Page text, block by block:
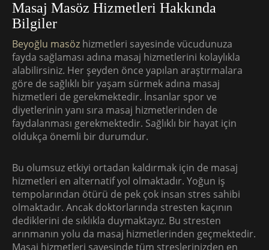
Masaj Masöz Hizmetleri Hakkında
Bilgiler
Beyoğlu masöz hizmetleri sayesinde vücudunuza
fayda sağlaması adına masaj hizmetlerini kolaylıkla
alabilirsiniz. Her şeyden önce yapılan araştırmalara
göre de sağlıklı bir yaşam sürmek adına masaj
hizmetleri de gerekmektedir. İnsanlar spor ve
diyetlerinin yanı sıra masaj hizmetlerinden de
faydalanması gerekmektedir. Sağlıklı bir hayat için
oldukça önemli bir durumdur.
Bu olumsuz etkiyi ortadan kaldırmak için de masaj
hizmetleri en alternatif yol olmaktadır. Yoğun iş
tempolarından ötürü de pek çok insan stres sahibi
olmaktadır. Ancak doktorlarında stresten kaçının
dediklerini de sıklıkla duymaktayız. Bu stresten
arınmanın yolu da masaj hizmetlerinden geçmektedir.
Masaj hizmetleri sayesinde tüm streslerinizden en